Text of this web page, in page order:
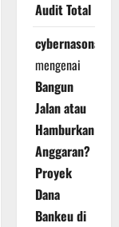
Audit Total
cybernasonal
mengenai
Bangun
Jalan atau
Hamburkan
Anggaran?
Proyek
Dana
Bankeu di